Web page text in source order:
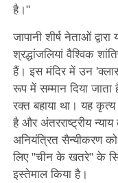
है।"
जापानी शीर्ष नेताओं
श्रद्धांजलियां वैश्विक
हैं। इस मंदिर में उन
रूप में सम्मान दिया जाता
रक्त बहाया था। यह
है और अंतरराष्ट्रीय
अनियंत्रित सैन्यीकरण
लिए "चीन के खतरे" के
इस्तेमाल किया है।